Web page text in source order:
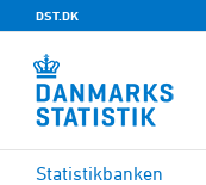
DST.DK
Statistikbanken